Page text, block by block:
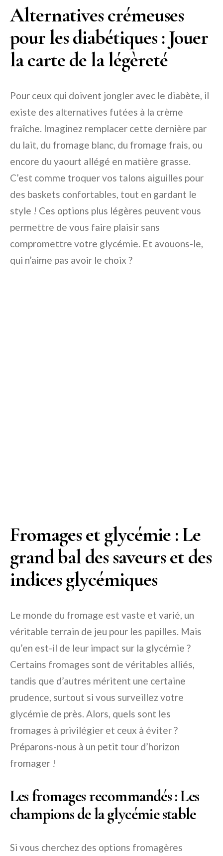
Alternatives crémeuses
pour les diabétiques : Jouer
la carte de la légèreté
Pour ceux qui doivent jongler avec le diabète, il
existe des alternatives futées à la crème
fraîche. Imaginez remplacer cette dernière par
du lait, du fromage blanc, du fromage frais, ou
encore du yaourt allégé en matière grasse.
C’est comme troquer vos talons aiguilles pour
des baskets confortables, tout en gardant le
style ! Ces options plus légères peuvent vous
permettre de vous faire plaisir sans
compromettre votre glycémie. Et avouons-le,
qui n’aime pas avoir le choix ?
Fromages et glycémie : Le
grand bal des saveurs et des
indices glycémiques
Le monde du fromage est vaste et varié, un
véritable terrain de jeu pour les papilles. Mais
qu’en est-il de leur impact sur la glycémie ?
Certains fromages sont de véritables alliés,
tandis que d’autres méritent une certaine
prudence, surtout si vous surveillez votre
glycémie de près. Alors, quels sont les
fromages à privilégier et ceux à éviter ?
Préparons-nous à un petit tour d’horizon
fromager !
Les fromages recommandés : Les
champions de la glycémie stable
Si vous cherchez des options fromagères